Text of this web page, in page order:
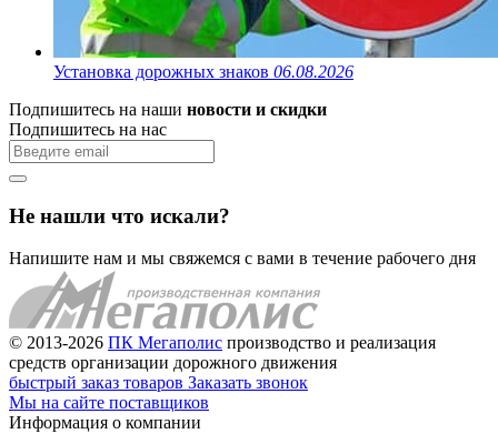
Установка дорожных знаков 06.08.2026
Подпишитесь на наши новости и скидки
Подпишитесь на нас
Не нашли что искали?
Напишите нам и мы свяжемся с вами в течение рабочего дня
© 2013-2026 ПК Мегаполис производство и реализация
средств организации дорожного движения
быстрый заказ товаров Заказать звонок
Мы на сайте поставщиков
Информация о компании